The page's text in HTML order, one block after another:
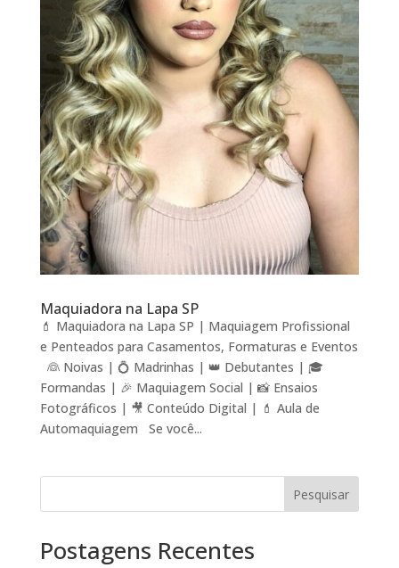
Maquiadora na Lapa SP
💄 Maquiadora na Lapa SP | Maquiagem Profissional
e Penteados para Casamentos, Formaturas e Eventos
👰 Noivas | 💍 Madrinhas | 👑 Debutantes | 🎓
Formandas | 🎉 Maquiagem Social | 📸 Ensaios
Fotográficos | 🎥 Conteúdo Digital | 💄 Aula de
Automaquiagem Se você...
Pesquisar
Postagens Recentes